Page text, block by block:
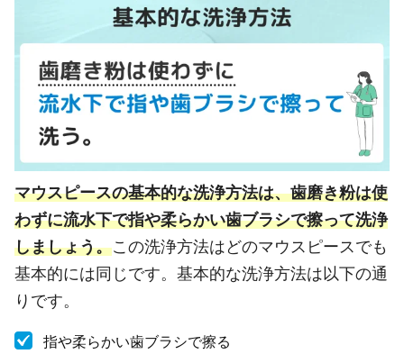
マウスピースの基本的な洗浄方法は、歯磨き粉は使
わずに流水下で指や柔らかい歯ブラシで擦って洗浄
しましょう。この洗浄方法はどのマウスピースでも
基本的には同じです。基本的な洗浄方法は以下の通
りです。
指や柔らかい歯ブラシで擦る